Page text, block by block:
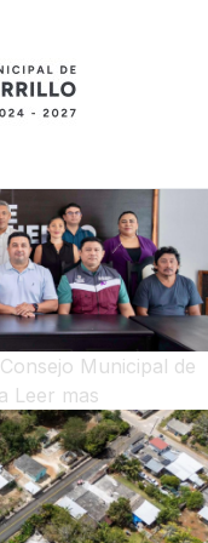
Municipal de
Leer mas